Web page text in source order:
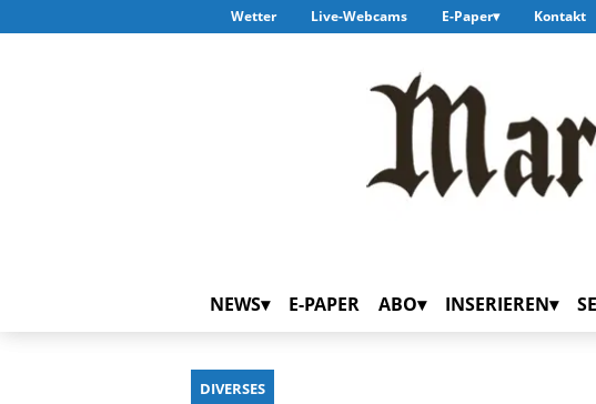
Wetter Live-Webcams E-Paper Kontakt
NEWS E-PAPER ABO INSERIEREN
DIVERSES